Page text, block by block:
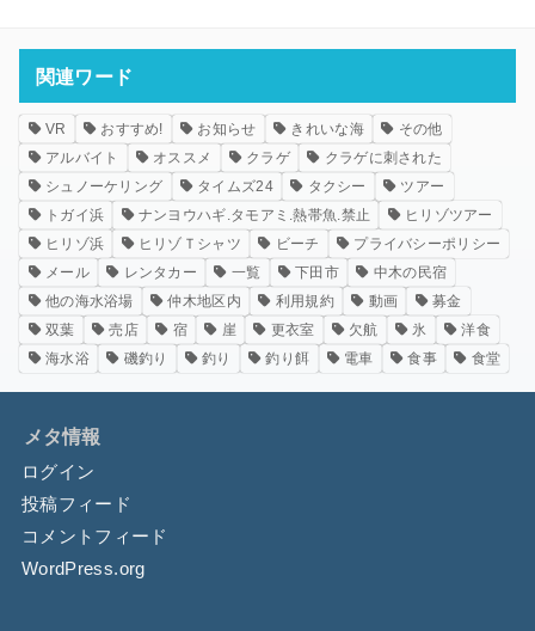
関連ワード
VR おすすめ! お知らせ きれいな海
その他
アルバイト
オススメ クラゲ
クラゲに刺された
シュノーケリング
タイムズ24 タクシー
ツアー
トガイ浜
ナンヨウハギ.タモアミ.熱帯魚.禁止
ヒリゾツアー
ヒリゾ浜
ヒリゾＴシャツ ビーチ
プライバシーポリシー
メール
レンタカー 一覧 下田市
中木の民宿
他の海水浴場
仲木地区内 利用規約 動画
募金
双葉
売店 宿 崖 更衣室 欠航 氷
洋食
海水浴
磯釣り 釣り 釣り餌 電車 食事 食堂
メタ情報
ログイン
投稿フィード
コメントフィード
WordPress.org